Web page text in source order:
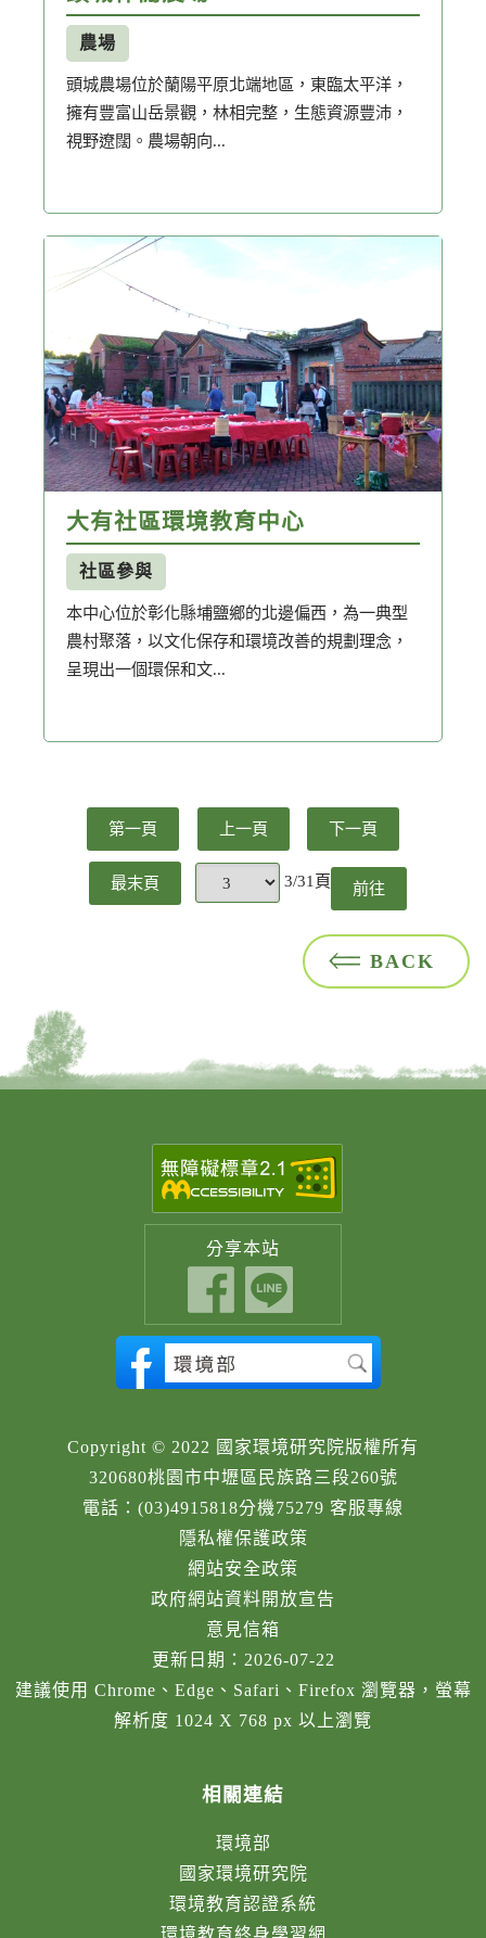
農場
頭城農場位於蘭陽平原北端地區，東臨太平洋，
擁有豐富山岳景觀，林相完整，生態資源豐沛，
視野遼闊。農場朝向...
大有社區環境教育中心
社區參與
本中心位於彰化縣埔鹽鄉的北邊偏西，為一典型
農村聚落，以文化保存和環境改善的規劃理念，
呈現出一個環保和文...
第一頁 上一頁 下一頁
最末頁 3/31頁 前往
BACK
分享本站
Copyright © 2022 國家環境研究院版權所有
320680桃園市中壢區民族路三段260號
電話：(03)4915818分機75279 客服專線
隱私權保護政策
網站安全政策
政府網站資料開放宣告
意見信箱
更新日期：2026-07-22
建議使用 Chrome、Edge、Safari、Firefox 瀏覽器，螢幕
解析度 1024 X 768 px 以上瀏覽
相關連結
環境部
國家環境研究院
環境教育認證系統